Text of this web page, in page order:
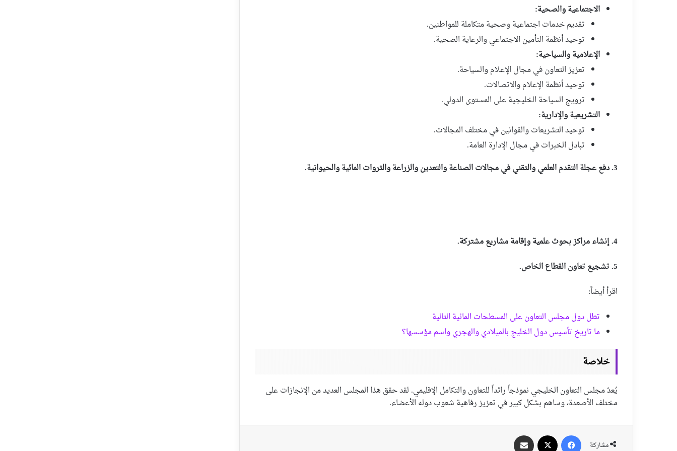
الاجتماعية والصحية:
تقديم خدمات اجتماعية وصحية متكاملة للمواطنين.
توحيد أنظمة التأمين الاجتماعي والرعاية الصحية.
الإعلامية والسياحية:
تعزيز التعاون في مجال الإعلام والسياحة.
توحيد أنظمة الإعلام والاتصالات.
ترويج السياحة الخليجية على المستوى الدولي.
التشريعية والإدارية:
توحيد التشريعات والقوانين في مختلف المجالات.
تبادل الخبرات في مجال الإدارة العامة.
3. دفع عجلة التقدم العلمي والتقني في مجالات الصناعة والتعدين والزراعة والثروات المائية والحيوانية.
4. إنشاء مراكز بحوث علمية وإقامة مشاريع مشتركة.
5. تشجيع تعاون القطاع الخاص.
اقرأ أيضاً:
تطل دول مجلس التعاون على المسطحات المائية التالية
ما تاريخ تأسيس دول الخليج بالميلادي والهجري واسم مؤسسها؟
خلاصة
يُعدّ مجلس التعاون الخليجي نموذجاً رائداً للتعاون والتكامل الإقليمي. لقد حقق هذا المجلس العديد من الإنجازات على
مختلف الأصعدة، وساهم بشكل كبير في تعزيز رفاهية شعوب دوله الأعضاء.
مشاركة
فيسبوك